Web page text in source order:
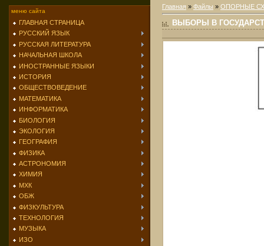
меню сайта
ГЛАВНАЯ СТРАНИЦА
РУССКИЙ ЯЗЫК
РУССКАЯ ЛИТЕРАТУРА
НАЧАЛЬНАЯ ШКОЛА
ИНОСТРАННЫЕ ЯЗЫКИ
ИСТОРИЯ
ОБЩЕСТВОВЕДЕНИЕ
МАТЕМАТИКА
ИНФОРМАТИКА
БИОЛОГИЯ
ЭКОЛОГИЯ
ГЕОГРАФИЯ
ФИЗИКА
АСТРОНОМИЯ
ХИМИЯ
МХК
ОБЖ
ФИЗКУЛЬТУРА
ТЕХНОЛОГИЯ
МУЗЫКА
ИЗО
Главная » Файлы » ОПОРНЫЕ
ВЫБОРЫ В